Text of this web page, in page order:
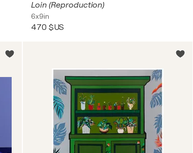
Loin (Reproduction)
6x9in
470 $US